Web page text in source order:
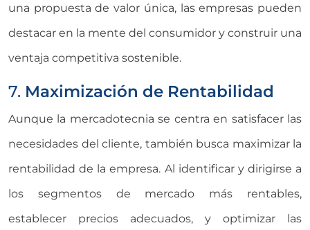
una propuesta de valor única, las empresas pueden
destacar en la mente del consumidor y construir una
ventaja competitiva sostenible.
7. Maximización de Rentabilidad
Aunque la mercadotecnia se centra en satisfacer las
necesidades del cliente, también busca maximizar la
rentabilidad de la empresa. Al identificar y dirigirse a
los segmentos de mercado más rentables,
establecer precios adecuados, y optimizar las